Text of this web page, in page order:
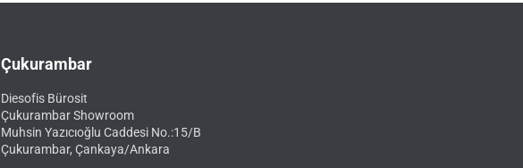
Çukurambar
Diesofis Bürosit
Çukurambar Showroom
Muhsin Yazıcıoğlu Caddesi No.:15/B
Çukurambar, Çankaya/Ankara